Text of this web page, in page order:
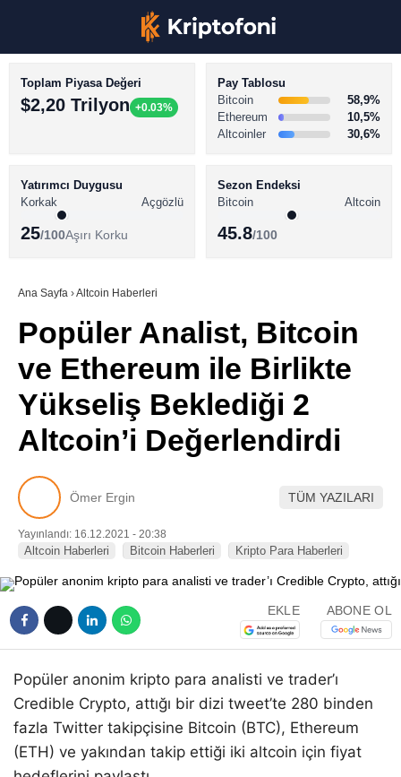
Youtube
TikTok
Pinterest
BİTCOİN HABERLERİ
ALTCOİN HABERLERİ
SÖZLÜK
Toplam Piyasa Değeri
$2,20 Trilyon +0.03%
Pay Tablosu
Bitcoin
58,9%
Ethereum
10,5%
Altcoinler
30,6%
Yatırımcı Duygusu
Korkak
Açgözlü
25/100Aşırı Korku
Sezon Endeksi
Bitcoin
Altcoin
45.8/100
Ana Sayfa ›Altcoin Haberleri
Popüler Analist, Bitcoin
ve Ethereum ile Birlikte
Yükseliş Beklediği 2
Altcoin’i Değerlendirdi
Ömer Ergin TÜM YAZILARI
Yayınlandı: 16.12.2021 - 20:38
Altcoin Haberleri Bitcoin Haberleri Kripto Para Haberleri
EKLE ABONE OL
Popüler anonim kripto para analisti ve trader’ı
Credible Crypto, attığı bir dizi tweet’te 280 binden
fazla Twitter takipçisine Bitcoin (BTC), Ethereum
(ETH) ve yakından takip ettiği iki altcoin için fiyat